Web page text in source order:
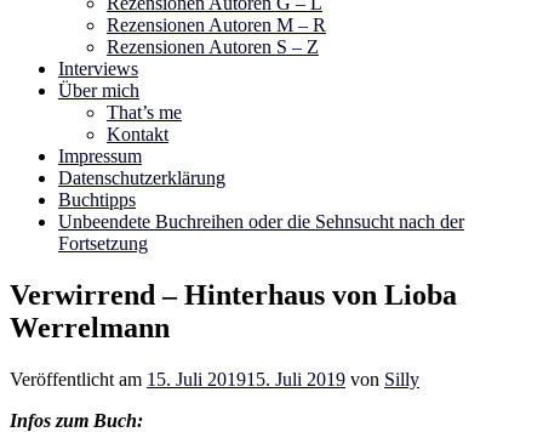
Rezensionen Autoren M – R
Rezensionen Autoren S – Z
Interviews
Über mich
That’s me
Kontakt
Impressum
Datenschutzerklärung
Buchtipps
Unbeendete Buchreihen oder die Sehnsucht nach der
Fortsetzung
Verwirrend – Hinterhaus von Lioba
Werrelmann
Veröffentlicht am 15. Juli 201915. Juli 2019 von Silly
Infos zum Buch: